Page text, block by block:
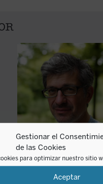
Gestionar el
de las Cookies
para optimizar nuestro sitio
Aceptar
Hadjadj